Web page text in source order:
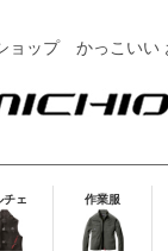
ョップかっこいい
チェ 作業服